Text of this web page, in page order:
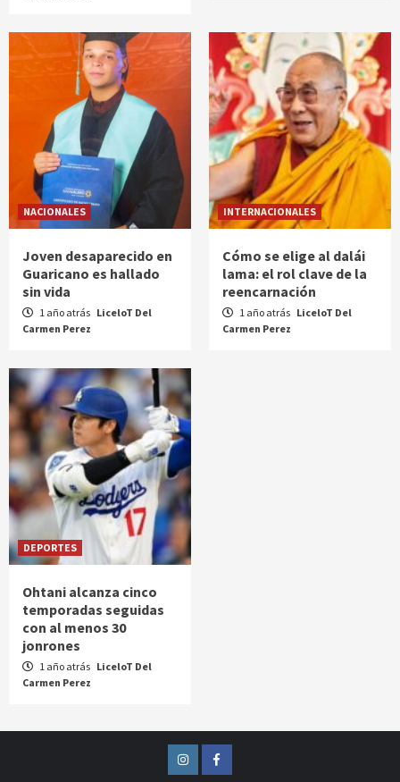
NACIONALES
Joven desaparecido en
Guaricano es hallado
sin vida
1 año atrás LiceloT Del
Carmen Perez
INTERNACIONALES
Cómo se elige al dalái
lama: el rol clave de la
reencarnación
1 año atrás LiceloT Del
Carmen Perez
DEPORTES
Ohtani alcanza cinco
temporadas seguidas
con al menos 30
jonrones
1 año atrás LiceloT Del
Carmen Perez
InstagramFacebook